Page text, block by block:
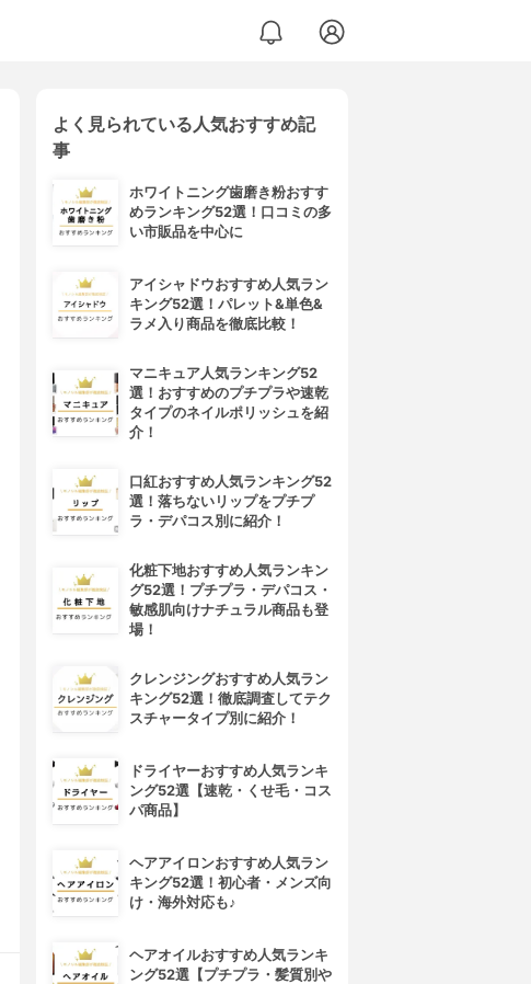
よく見られている人気おすすめ記
事
ホワイトニング歯磨き粉おすす
めランキング52選！口コミの多
い市販品を中心に
アイシャドウおすすめ人気ラン
キング52選！パレット&単色&
ラメ入り商品を徹底比較！
マニキュア人気ランキング52
選！おすすめのプチプラや速乾
タイプのネイルポリッシュを紹
介！
口紅おすすめ人気ランキング52
選！落ちないリップをプチプ
ラ・デパコス別に紹介！
化粧下地おすすめ人気ランキン
グ52選！プチプラ・デパコス・
敏感肌向けナチュラル商品も登
場！
クレンジングおすすめ人気ラン
キング52選！徹底調査してテク
スチャータイプ別に紹介！
ドライヤーおすすめ人気ランキ
ング52選【速乾・くせ毛・コス
パ商品】
ヘアアイロンおすすめ人気ラン
キング52選！初心者・メンズ向
け・海外対応も♪
ヘアオイルおすすめ人気ランキ
ング52選【プチプラ・髪質別や